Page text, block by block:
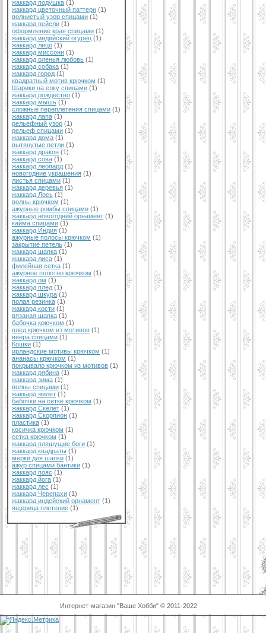
жаккард подушка (1)
жаккард цветочный паттерн (1)
волнистый узор спицами (1)
жаккард пейсли (1)
оформление края спицами (1)
жаккард индийский огурец (1)
жаккард лицо (1)
жаккард миссони (1)
жаккард оленья любовь (1)
жаккард собака (1)
жаккард город (1)
квадратный мотив крючком (1)
Шарики на елку спицами (1)
жаккард рождество (1)
жаккард мышь (1)
сложные переплетения спицами (1)
жаккард лапа (1)
рельефный узор (1)
рельеф спицами (1)
жаккард дома (1)
вытянутые петли (1)
жаккард дракон (1)
жаккард сова (1)
жаккард леопард (1)
новогодние украшения (1)
листья спицами (1)
жаккард деревья (1)
жаккард Лось (1)
волны крючком (1)
ажурные ромбы спицами (1)
жаккард новогодний орнамент (1)
кайма спицами (1)
жаккард Индия (1)
ажурные полосы крючком (1)
закрытие петель (1)
жаккард шапка (1)
жаккард лиса (1)
филейная сетка (1)
ажурное полотно крючком (1)
жаккард ом (1)
жаккард плед (1)
жаккард шкура (1)
полая резинка (1)
жаккард кости (1)
вязаная шапка (1)
бабочка крючком (1)
плед крючком из мотивов (1)
веера спицами (1)
Кошки (1)
ирландские мотивы крючком (1)
ананасы крючком (1)
покрывало крючком из мотивов (1)
жаккард рябина (1)
жаккард зима (1)
волны спицами (1)
жаккард жилет (1)
бабочки на сетке крючком (1)
жаккард Скелет (1)
жаккард Скорпион (1)
пластика (1)
косичка крючком (1)
сетка крючком (1)
жаккард пляшущие боги (1)
жаккард квадраты (1)
мерки для шапки (1)
ажур спицами бантики (1)
жаккард пояс (1)
жаккард йога (1)
жаккард лес (1)
жаккард Черепахи (1)
жаккард индейский орнамент (1)
ящерица плетение (1)
Интернет-магазин "Ваше Хобби" © 2011-2022